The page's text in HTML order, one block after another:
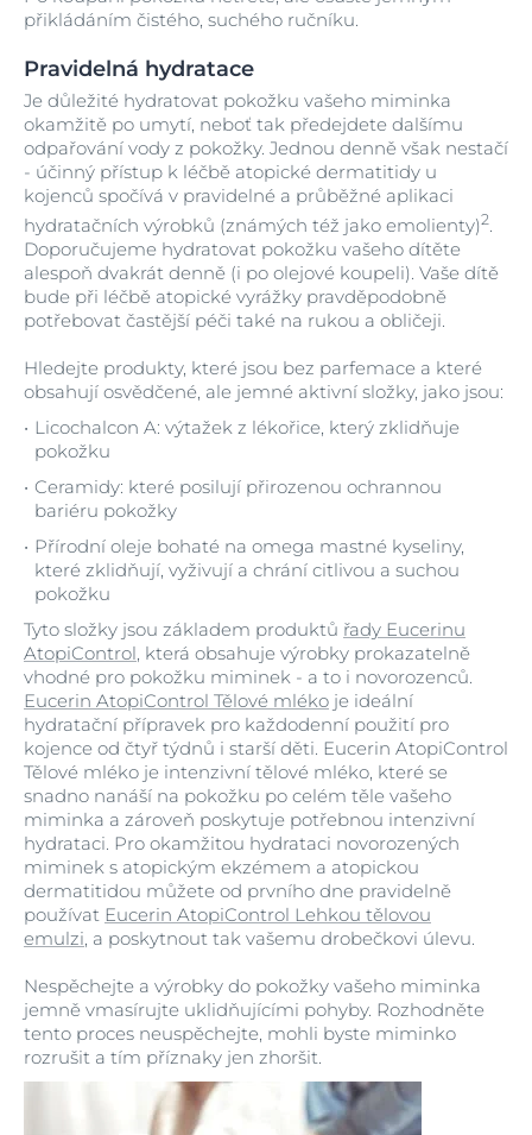
přikládáním čistého, suchého ručníku.
Pravidelná hydratace
Je důležité hydratovat pokožku vašeho miminka
okamžitě po umytí, neboť tak předejdete dalšímu
odpařování vody z pokožky. Jednou denně však nestačí
- účinný přístup k léčbě atopické dermatitidy u
kojenců spočívá v pravidelné a průběžné aplikaci
hydratačních výrobků (známých též jako emolienty)2.
Doporučujeme hydratovat pokožku vašeho dítěte
alespoň dvakrát denně (i po olejové koupeli). Vaše dítě
bude při léčbě atopické vyrážky pravděpodobně
potřebovat častější péči také na rukou a obličeji.
Hledejte produkty, které jsou bez parfemace a které
obsahují osvědčené, ale jemné aktivní složky, jako jsou:
Licochalcon A: výtažek z lékořice, který zklidňuje
pokožku
Ceramidy: které posilují přirozenou ochrannou
bariéru pokožky
Přírodní oleje bohaté na omega mastné kyseliny,
které zklidňují, vyživují a chrání citlivou a suchou
pokožku
Tyto složky jsou základem produktů řady Eucerinu
AtopiControl, která obsahuje výrobky prokazatelně
vhodné pro pokožku miminek - a to i novorozenců.
Eucerin AtopiControl Tělové mléko je ideální
hydratační přípravek pro každodenní použití pro
kojence od čtyř týdnů i starší děti. Eucerin AtopiControl
Tělové mléko je intenzivní tělové mléko, které se
snadno nanáší na pokožku po celém těle vašeho
miminka a zároveň poskytuje potřebnou intenzivní
hydrataci. Pro okamžitou hydrataci novorozených
miminek s atopickým ekzémem a atopickou
dermatitidou můžete od prvního dne pravidelně
používat Eucerin AtopiControl Lehkou tělovou
emulzi, a poskytnout tak vašemu drobečkovi úlevu.
Nespěchejte a výrobky do pokožky vašeho miminka
jemně vmasírujte uklidňujícími pohyby. Rozhodněte
tento proces neuspěchejte, mohli byste miminko
rozrušit a tím příznaky jen zhoršit.